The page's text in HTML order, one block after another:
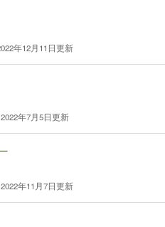
年12月11日更新
2022年7月5日更新
2022年11月7日更新